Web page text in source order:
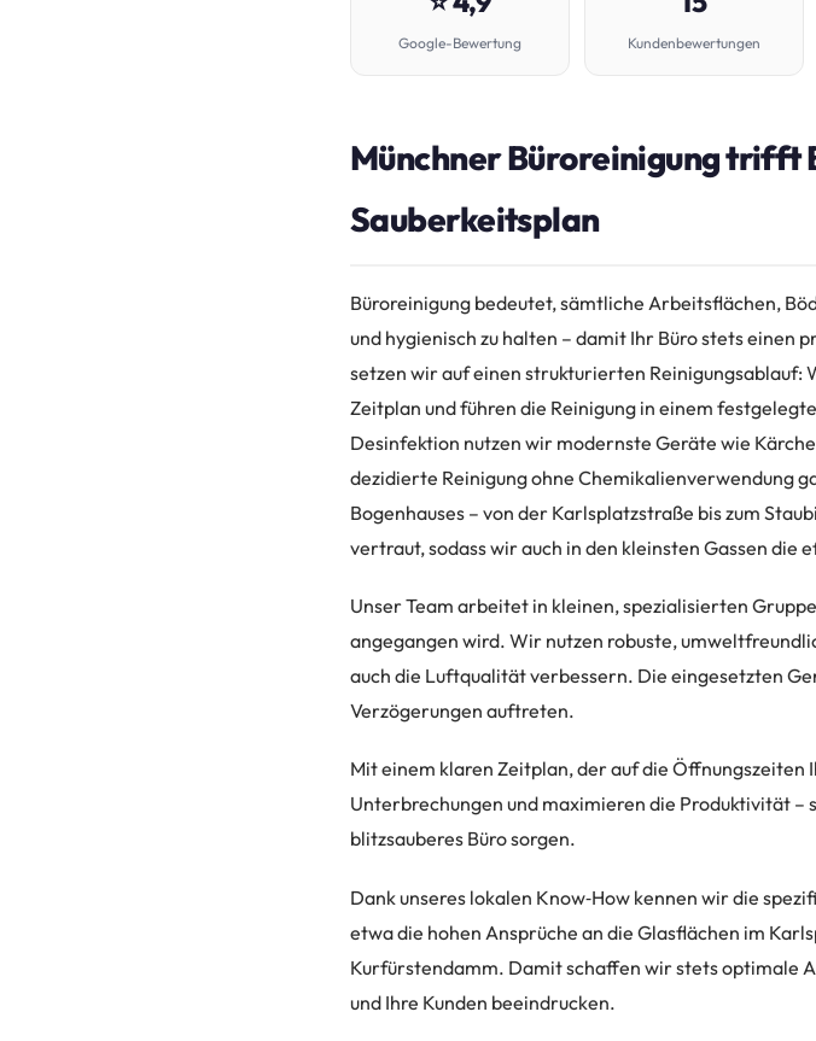
Google-Bewertung Kundenbewertungen
Münchner Büroreinigung trifft
Sauberkeitsplan
Büroreinigung bedeutet, sämtliche Arbeitsflächen,
und hygienisch zu halten – damit Ihr Büro stets einen
setzen wir auf einen strukturierten
Zeitplan und führen die Reinigung in einem
Desinfektion nutzen wir modernste Geräte wie
dezidierte Reinigung ohne Chemikalienverwendung
Bogenhauses – von der Karlsplatzstraße bis zum
vertraut, sodass wir auch in den kleinsten Gassen die
Unser Team arbeitet in kleinen, spezialisierten
angegangen wird. Wir nutzen robuste,
auch die Luftqualität verbessern. Die eingesetzten
Verzögerungen auftreten.
Mit einem klaren Zeitplan, der auf die
Unterbrechungen und maximieren die Produktivität
blitzsauberes Büro sorgen.
Dank unseres lokalen Know‑How kennen wir die
etwa die hohen Ansprüche an die Glasflächen im
Kurfürstendamm. Damit schaffen wir stets optimale
und Ihre Kunden beeindrucken.